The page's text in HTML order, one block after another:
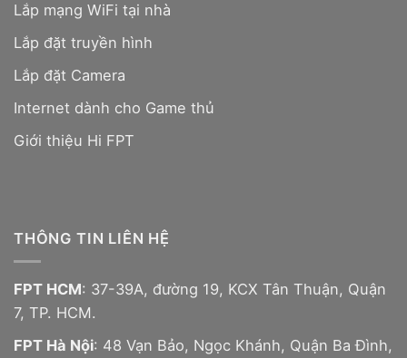
Lắp mạng WiFi tại nhà
Lắp đặt truyền hình
Lắp đặt Camera
Internet dành cho Game thủ
Giới thiệu Hi FPT
THÔNG TIN LIÊN HỆ
FPT HCM: 37-39A, đường 19, KCX Tân Thuận, Quận
7, TP. HCM.
FPT Hà Nội: 48 Vạn Bảo, Ngọc Khánh, Quận Ba Đình,